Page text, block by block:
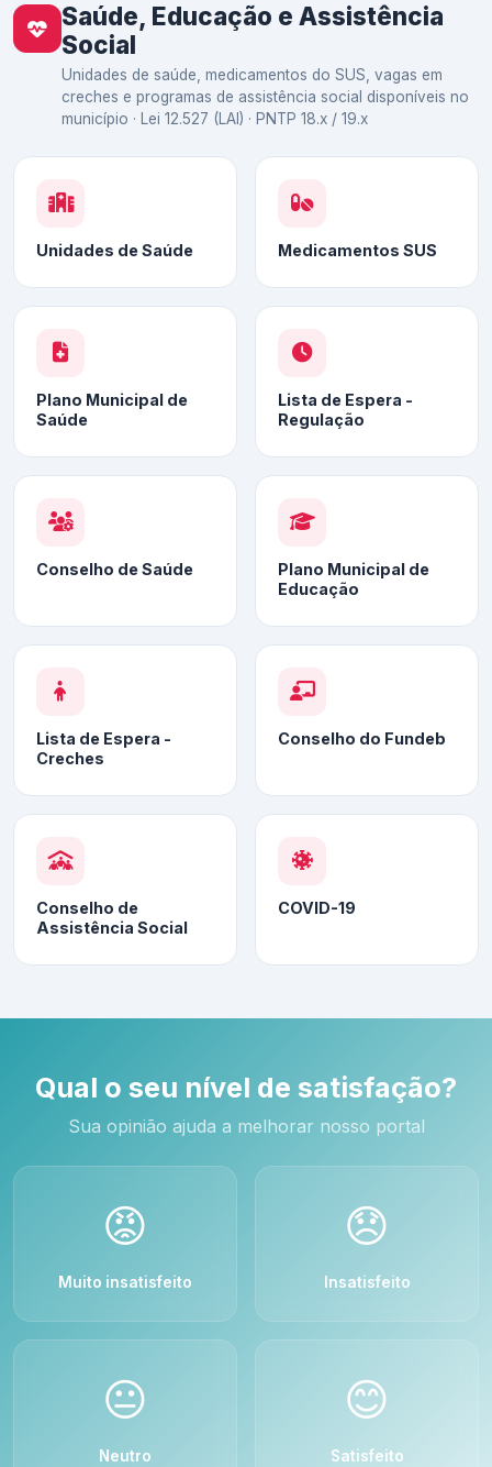
Saúde, Educação e Assistência
Social
Unidades de saúde, medicamentos do SUS, vagas em
creches e programas de assistência social disponíveis no
município · Lei 12.527 (LAI) · PNTP 18.x / 19.x
Unidades de Saúde Medicamentos SUS
Plano Municipal de
Saúde
Lista de Espera -
Regulação
Conselho de Saúde
Plano Municipal de
Educação
Lista de Espera -
Creches
Conselho do Fundeb
Conselho de
Assistência Social
COVID-19
Qual o seu nível de satisfação?
Sua opinião ajuda a melhorar nosso portal
😡
Muito insatisfeito
😞
Insatisfeito
😐
Neutro
😊
Satisfeito